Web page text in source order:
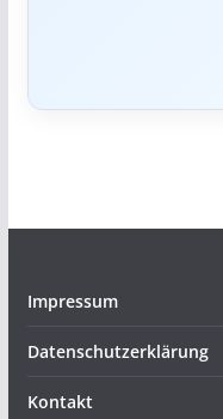
Impressum
Datenschutzerklärung
Kontakt